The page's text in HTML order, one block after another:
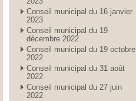
Conseil municipal du 16 janvier
2023
Conseil municipal du 19
décembre 2022
Conseil municipal du 19 octobre
2022
Conseil municipal du 31 août
2022
Conseil municipal du 27 juin
2022